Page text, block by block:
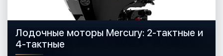
Лодочные моторы Mercury: 2-тактные и
4-тактные